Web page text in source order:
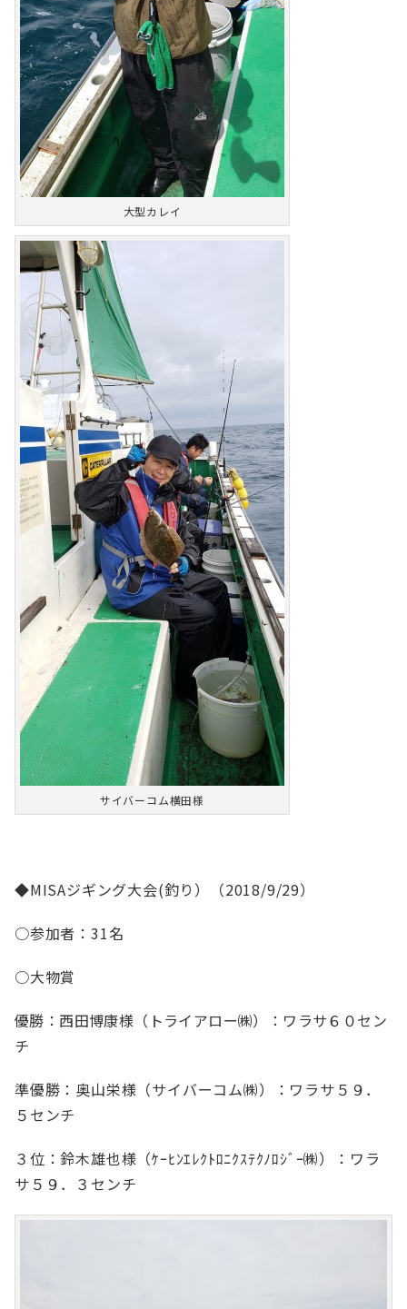
大型カレイ
サイバーコム横田様
◆MISAジギング大会(釣り）（2018/9/29）
○参加者：31名
○大物賞
優勝：西田博康様（トライアロー㈱）：ワラサ６０セン
チ
準優勝：奥山栄様（サイバーコム㈱）：ワラサ５９．
５センチ
３位：鈴木雄也様（ｹｰﾋﾝｴﾚｸﾄﾛﾆｸｽﾃｸﾉﾛｼﾞｰ㈱）：ワラ
サ５９．３センチ